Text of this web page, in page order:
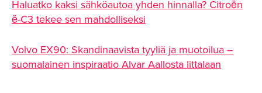
Haluatko kaksi sähköautoa yhden hinnalla? Citroën
ë-C3 tekee sen mahdolliseksi
Volvo EX90: Skandinaavista tyyliä ja muotoilua –
suomalainen inspiraatio Alvar Aallosta Iittalaan